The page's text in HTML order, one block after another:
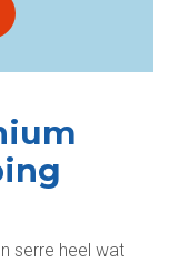
serre heel wat